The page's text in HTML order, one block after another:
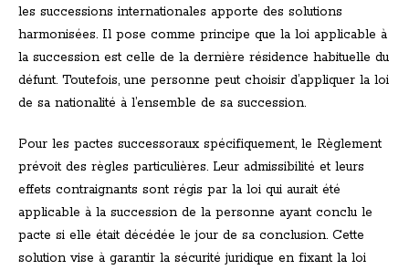
les successions internationales apporte des solutions
harmonisées. Il pose comme principe que la loi applicable à
la succession est celle de la dernière résidence habituelle du
défunt. Toutefois, une personne peut choisir d’appliquer la loi
de sa nationalité à l’ensemble de sa succession.
Pour les pactes successoraux spécifiquement, le Règlement
prévoit des règles particulières. Leur admissibilité et leurs
effets contraignants sont régis par la loi qui aurait été
applicable à la succession de la personne ayant conclu le
pacte si elle était décédée le jour de sa conclusion. Cette
solution vise à garantir la sécurité juridique en fixant la loi